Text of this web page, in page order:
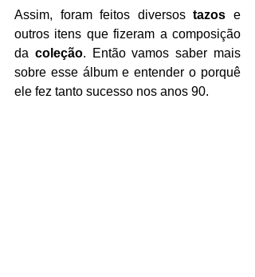
Assim, foram feitos diversos tazos e
outros itens que fizeram a composição
da coleção. Então vamos saber mais
sobre esse álbum e entender o porquê
ele fez tanto sucesso nos anos 90.